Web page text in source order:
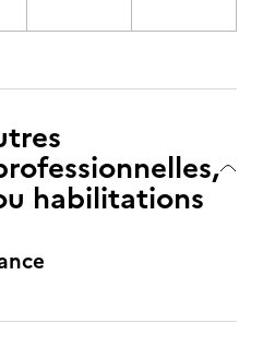
habilitations